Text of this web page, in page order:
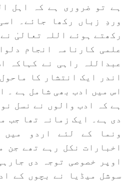
ہے تو ضروری ہے کہ اہل
وردِ زباں رکھا جائے۔
رکھتے ہوئے اللہ تعالیٰ
علمی کارنامہ انجام
عبداللہ راہی نے کہاکہ
اندر ایک انتشار کا
اس میں ادب بھی شامل ہے ۔
ہے کہ ادب والوں نے نسل
دی ہے۔ ایک زمانہ تھا جب
ونما کے لئے اردو میں
اخبارات نکل رہے تھے جن
اوپر خصوصی توجہ دی
سوشل میڈیا نے بچوں کے